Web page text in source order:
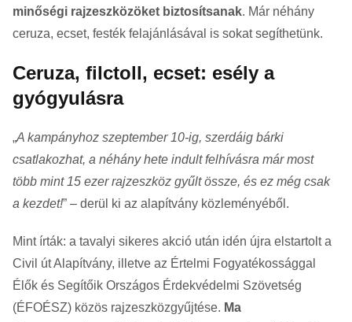
minőségi rajzeszközöket biztosítsanak. Már néhány
ceruza, ecset, festék felajánlásával is sokat segíthetünk.
Ceruza, filctoll, ecset: esély a
gyógyulásra
„A kampányhoz szeptember 10-ig, szerdáig bárki
csatlakozhat, a néhány hete indult felhívásra már most
több mint 15 ezer rajzeszköz gyűlt össze, és ez még csak
a kezdet!” – derül ki az alapítvány közleményéből.
Mint írták: a tavalyi sikeres akció után idén újra elstartolt a
Civil út Alapítvány, illetve az Értelmi Fogyatékossággal
Élők és Segítőik Országos Érdekvédelmi Szövetség
(ÉFOÉSZ) közös rajzeszközgyűjtése. Ma